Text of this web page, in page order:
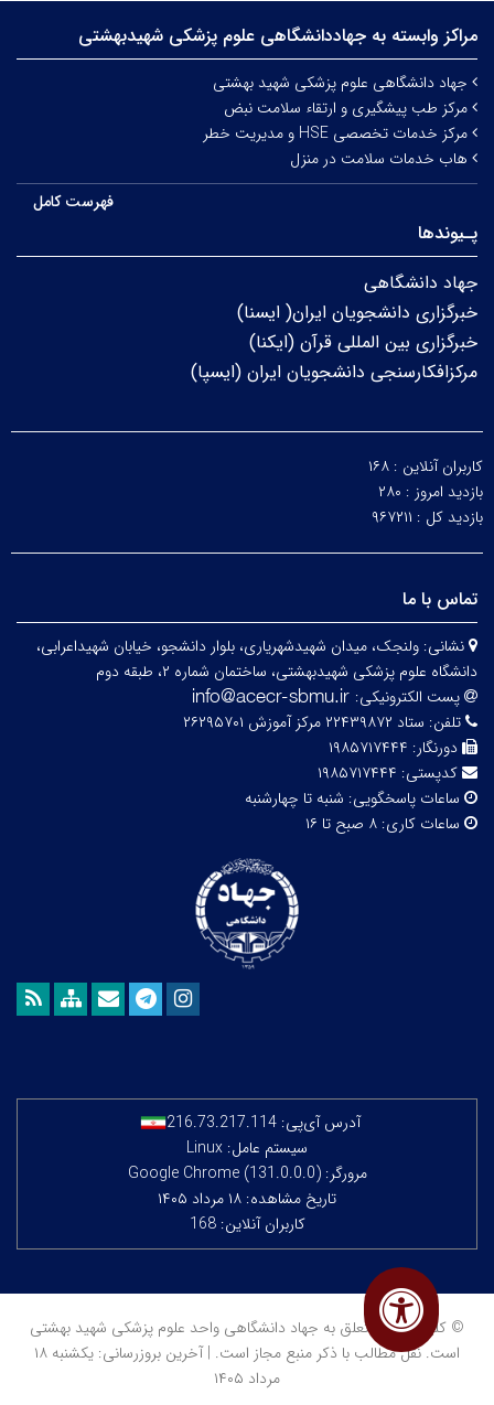
مراکز وابسته به جهاددانشگاهی علوم‌ پزشکی شهیدبهشتی
جهاد دانشگاهی علوم پزشکی شهید بهشتی
مرکز طب پیشگیری و ارتقاء سلامت نبض
مرکز خدمات تخصصی HSE و مدیریت خطر
هاب خدمات سلامت در منزل
فهرست کامل
پـیوندها
جهاد دانشگاهی
خبرگزاری دانشجویان ایران( ایسنا)
خبرگزاری بین المللی قرآن (ایکنا)
مرکزافکارسنجی دانشجویان ایران (ایسپا)
کاربران آنلاین : ۱۶۸
بازدید امروز : ۲۸۰
بازدید کل : ۹۶۷۲۱۱
تماس با ما
نشانی: ولنجک، میدان شهیدشهریاری، بلوار دانشجو، خیابان شهیداعرابی،
دانشگاه علوم پزشکی شهیدبهشتی، ساختمان شماره ۲، طبقه دوم
پست الکترونیکی:
تلفن: ستاد ۲۲۴۳۹۸۷۲ مرکز آموزش ۲۶۲۹۵۷۰۱
دورنگار: ۱۹۸۵۷۱۷۴۴۴
کدپستی: ۱۹۸۵۷۱۷۴۴۴
ساعات پاسخگویی: شنبه تا چهارشنبه
ساعات کاری: ۸ صبح تا ۱۶
آدرس آی‌پی: 216.73.217.114
سیستم عامل: Linux
مرورگر: Google Chrome (131.0.0.0)
تاریخ مشاهده: ۱۸ مرداد ۱۴۰۵
کاربران آنلاین: 168
© کلیه حقوق متعلق به جهاد دانشگاهی واحد علوم پزشکی شهید بهشتی
است. نقل مطالب با ذکر منبع مجاز است. | آخرین بروزرسانی: یکشنبه ۱۸
مرداد ۱۴۰۵